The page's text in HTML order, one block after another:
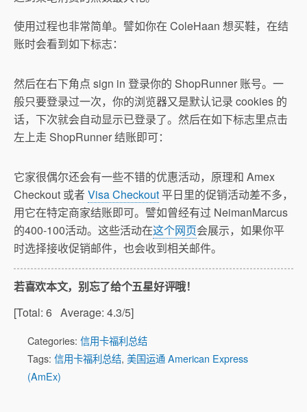
使用过程也非常简单。譬如你在 ColeHaan 想买鞋，在结
账时会看到如下标志：
然后在右下角点 sign in 登录你的 ShopRunner 账号。一
般只要登录过一次，你的浏览器又是默认记录 cookies 的
话，下次就会自动显示已登录了。然后在如下标志里点击
左上走 ShopRunner 结账即可：
它家很偶尔还会有一些不错的优惠活动，原理和 Amex
Checkout 或者Visa Checkout平日里的促销活动差不多，
用它在特定商家结账即可。譬如曾经有过 NeimanMarcus
的400-100活动。这些活动在这个网页会展示，如果你平
时选择接收促销邮件，也会收到相关邮件。
若喜欢本文，别忘了给个五星好评哦！
[Total: 6 Average: 4.3/5]
Categories: 信用卡福利总结
Tags: 信用卡福利总结, 美国运通 American Express
(AmEx)